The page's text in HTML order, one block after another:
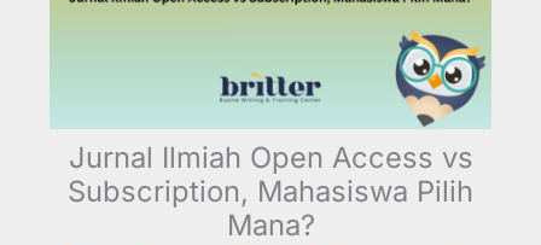
Jurnal Ilmiah Open Access vs
Subscription, Mahasiswa Pilih
Mana?